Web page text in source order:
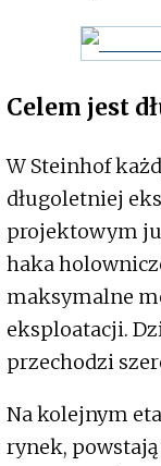
Celem jest
W Steinhof
długoletniej
projektowym
haka
maksymalne
eksploatacji.
przechodzi
Na kolejnym
rynek,